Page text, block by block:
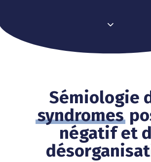
Sémiologie
syndromes
négatif et